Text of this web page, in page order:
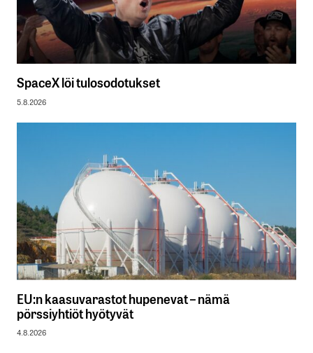
SpaceX löi tulosodotukset
5.8.2026
EU:n kaasuvarastot hupenevat – nämä
pörssiyhtiöt hyötyvät
4.8.2026